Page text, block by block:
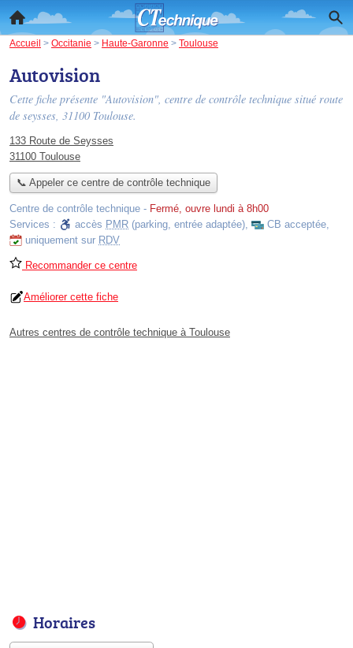
Accueil > Occitanie > Haute-Garonne > Toulouse
Autovision
Cette fiche présente "Autovision", centre de contrôle technique situé route
de seysses, 31100 Toulouse.
133 Route de Seysses
31100 Toulouse
📞 Appeler ce centre de contrôle technique
Centre de contrôle technique - Fermé, ouvre lundi à 8h00
Services :
accès PMR (parking, entrée adaptée), CB acceptée,
uniquement sur RDV
Recommander ce centre
Améliorer cette fiche
Autres centres de contrôle technique à Toulouse
Horaires